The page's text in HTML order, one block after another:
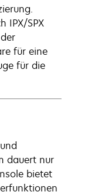
IPX/SPX
für eine
für die
dauert nur
bietet